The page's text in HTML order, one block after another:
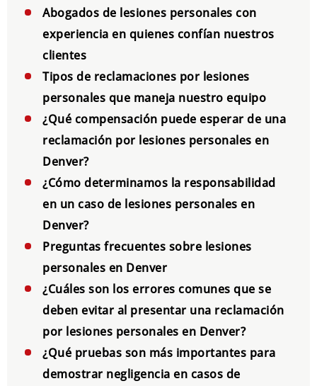
Abogados de lesiones personales con
experiencia en quienes confían nuestros
clientes
Tipos de reclamaciones por lesiones
personales que maneja nuestro equipo
¿Qué compensación puede esperar de una
reclamación por lesiones personales en
Denver?
¿Cómo determinamos la responsabilidad
en un caso de lesiones personales en
Denver?
Preguntas frecuentes sobre lesiones
personales en Denver
¿Cuáles son los errores comunes que se
deben evitar al presentar una reclamación
por lesiones personales en Denver?
¿Qué pruebas son más importantes para
demostrar negligencia en casos de